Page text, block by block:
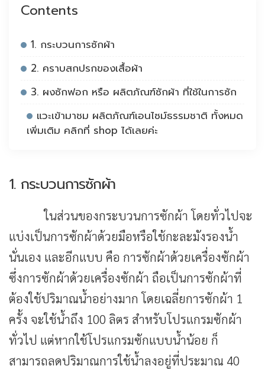
Contents
1. กระบวนการซักผ้า
2. คราบสกปรกของเสื้อผ้า
3. ผงซักฟอก หรือ ผลิตภัณฑ์ซักผ้า ที่ใช้ในการซัก
แวะเข้ามาชม ผลิตภัณฑ์เอนไซม์ธรรมชาติ ทั้งหมด
เพิ่มเติม คลิกที่ shop ได้เลยค่ะ
1. กระบวนการซักผ้า
ในส่วนของกระบวนการซักผ้า โดยทั่วไปจะ
แบ่งเป็นการซักผ้าด้วยมือหรือใช้กะละมังรองน้ำ
นั่นเอง และอีกแบบ คือ การซักผ้าด้วยเครื่องซักผ้า
ซึ่งการซักผ้าด้วยเครื่องซักผ้า ถือเป็นการซักผ้าที่
ต้องใช้ปริมาณน้ำอย่างมาก โดยเฉลี่ยการซักผ้า 1
ครั้ง จะใช้น้ำถึง 100 ลิตร สำหรับโปรแกรมซักผ้า
ทั่วไป แต่หากใช้โปรแกรมซักแบบน้ำน้อย ก็
สามารถลดปริมาณการใช้น้ำลงอยู่ที่ประมาณ 40